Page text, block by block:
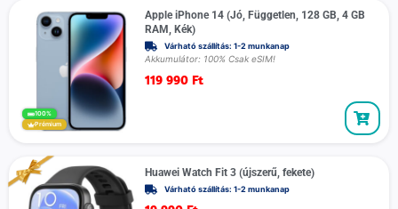
100%
Prémium
Apple iPhone 14 (Jó, Független, 128 GB, 4 GB
RAM, Kék)
Várható szállítás: 1-2 munkanap
Akkumulátor: 100% Csak eSIM!
119 990 Ft
Huawei Watch Fit 3 (újszerű, fekete)
Várható szállítás: 1-2 munkanap